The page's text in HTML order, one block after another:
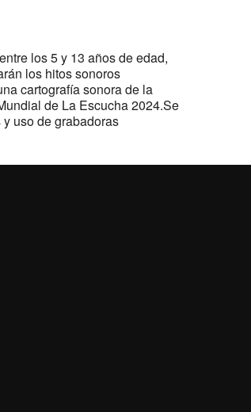
los 5 y 13 años de edad,
los hitos sonoros
cartografía sonora de la
de La Escucha 2024.Se
uso de grabadoras